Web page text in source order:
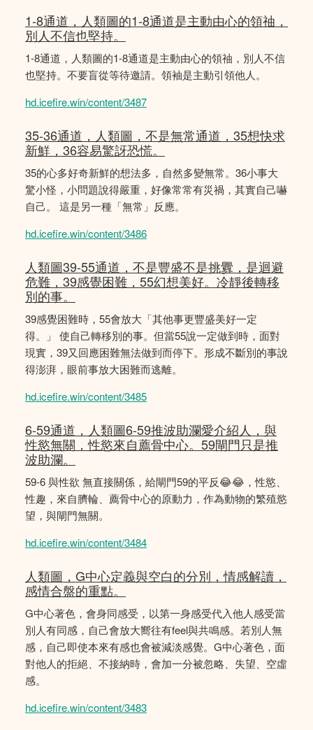
1-8通道，人類圖的1-8通道是主動由心的領䄂，
別人不信也堅持。
1-8通道，人類圖的1-8通道是主動由心的領䄂，別人不信
也堅持。不要盲從等待邀請。領袖是主動引領他人。
hd.icefire.win/content/3487
35-36通道，人類圖，不是無常通道，35想快求
新鮮，36容易驚訝恐慌。
35的心多好奇新鮮的想法多，自然多變無常。36小事大
驚小怪，小問題說得嚴重，好像常常有災禍，其實自己嚇
自己。 這是另一種「無常」反應。
hd.icefire.win/content/3486
人類圖39-55通道，不是豐盛不是挑釁，是迴避
危難，39感覺困難，55幻想美好。冷靜後轉移
別的事。
39感覺困難時，55會放大「其他事更豐盛美好一定
得。」 使自己轉移別的事。但當55說一定做到時，面對
現實，39又回應困難無法做到而停下。形成不斷別的事說
得澎湃，眼前事放大困難而逃離。
hd.icefire.win/content/3485
6-59通道，人類圖6-59推波助瀾愛介紹人，與
性慾無關，性慾來自薦骨中心。59閘門只是推
波助瀾。
59-6 與性欲 無直接關係，給閘門59的平反😂😂，性慾、
性趣，來自臍輪、薦骨中心的原動力，作為動物的繁殖慾
望，與閘門無關。
hd.icefire.win/content/3484
人類圖，G中心定義與空白的分別，情感解讀，
感情合盤的重點。
G中心著色，會身同感受，以第一身感受代入他人感受當
別人有同感，自己會放大嚮往有feel與共鳴感。若別人無
感，自己即使本來有感也會被減淡感覺。G中心著色，面
對他人的拒絕、不接納時，會加一分被忽略、失望、空虛
感。
hd.icefire.win/content/3483